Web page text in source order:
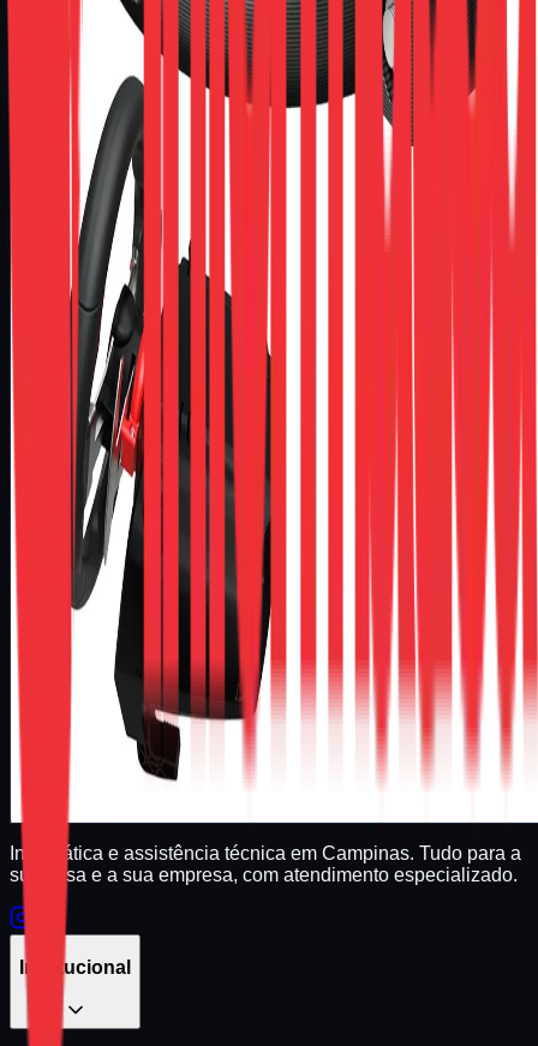
Mod paddle shift magnético para volantes logitechproduto em
estoque, envio imediato.O mod paddle shift magnético sculpy
é o upgrade essencial para seu volante logitech, projetado
para revolucionar suas trocas de marcha. Este acessório
inovador, composto por duas metades que formam um anel
discreto logo atrás do volante, utiliza um sistema magnético
para proporcionar clicks mais sensíveis, definidos e um
feedback tátil superior, replicando a sensação autêntica de
pilotar um carro de alta performance.Desenvolvido para
gamers que buscam excelência e imersão, o mod paddle shift
transforma a sua experiência de pilotagem, tornando-a mais
satisfatória, precisa e prazerosa.Veja os benefícios que
elevarão seu gameplay:realismo e imersão aprimorados:•
experimente trocas de marcha incrivelmente "satisfatórias" e
com uma pegada muito mais competitiva.• aumente
significativamente a imersão, fazendo com que cada
de marcha seja sentida e ouvida com clareza.• receba
respostas mais rápidas nas trocas, otimizando seu
desempenho e precisão nos jogos.Mecanismo magnético
avançado:• cada lado do mod contém ímãs de neodímio de
alta força (8x3mm com 1,5kg cada), pré-instalados.• estes
proporcionam clicks mais nítidos e definidos nos shifters,
transformando a sensação tátil e sonora.Instalação
descomplicada (necessita somente chave phillips):• o mod é
de rápida e fácil instalação, sem a necessidade de desmontar
o volante.• a fixação é feita de forma segura através dos 2
parafusos e 2 porcas inclusos, garantindo um encaixe perfeito
em poucos minutos.Qualidade e durabilidade sculpy:•
fabricado com plástico pla, um material resistente, durável e
ecológico, advindo de fonte 100% renovável.• design
reforçado para alta durabilidade, permitindo que seja retirado
recolocado sem problemas, quando desejar.Compatibilidade
garantida: este acessório é perfeitamente compatível com os
volantes logitech:• logitech g23• logitech g27• logitech g29•
logitech g920• logitech g923conteúdo do kit:• 1 mod paddle
shift para volante logitech (com ímãs de neodímio 8x3mm e
1,5kg de força já instalados)• 2 parafusos• 2
porcasaguardamos a sua compra!Sculpy | printing lifestyle
Informática e assistência técnica em Campinas. Tudo para a
sua casa e a sua empresa, com atendimento especializado.
Institucional